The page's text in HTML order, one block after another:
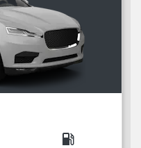
local_gas_station